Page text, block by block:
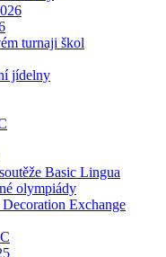
turnaji škol
jídelny
Basic Lingua
olympiády
Exchange